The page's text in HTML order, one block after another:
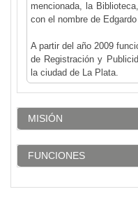
mencionada, la
con el nombre de
A partir del año 2009
de Registración y
la ciudad de La Plata.
MISIÓN
FUNCIONES